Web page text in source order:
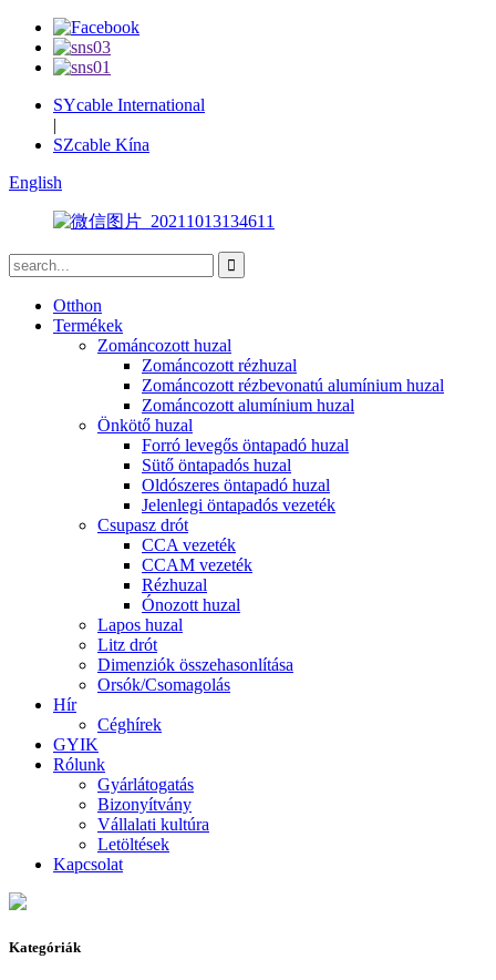
SYcable International
|
SZcable Kína
English
Otthon
Termékek
Zománcozott huzal
Zománcozott rézhuzal
Zománcozott rézbevonatú alumínium huzal
Zománcozott alumínium huzal
Önkötő huzal
Forró levegős öntapadó huzal
Sütő öntapadós huzal
Oldószeres öntapadó huzal
Jelenlegi öntapadós vezeték
Csupasz drót
CCA vezeték
CCAM vezeték
Rézhuzal
Ónozott huzal
Lapos huzal
Litz drót
Dimenziók összehasonlítása
Orsók/Csomagolás
Hír
Céghírek
GYIK
Rólunk
Gyárlátogatás
Bizonyítvány
Vállalati kultúra
Letöltések
Kapcsolat
Kategóriák